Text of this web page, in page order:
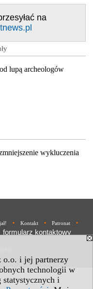
o.o. i jej partnerzy
technologii w
statystycznych i
na
lupą archeologów
wykluczenia
• Kontakt • Patronat •
formularz kontaktowy